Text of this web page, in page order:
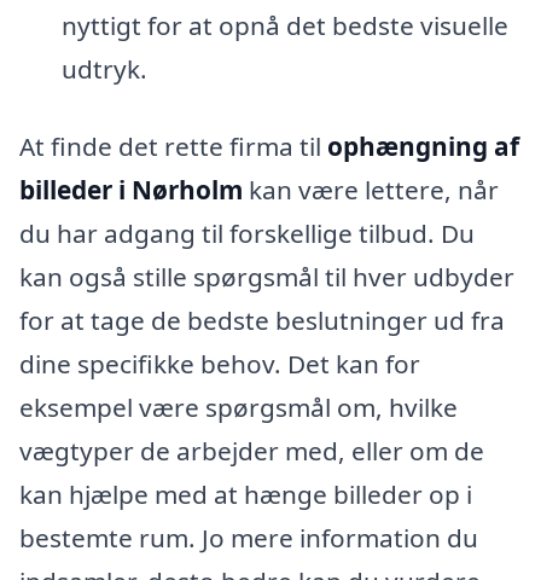
nyttigt for at opnå det bedste visuelle
udtryk.
At finde det rette firma til ophængning af
billeder i Nørholm kan være lettere, når
du har adgang til forskellige tilbud. Du
kan også stille spørgsmål til hver udbyder
for at tage de bedste beslutninger ud fra
dine specifikke behov. Det kan for
eksempel være spørgsmål om, hvilke
vægtyper de arbejder med, eller om de
kan hjælpe med at hænge billeder op i
bestemte rum. Jo mere information du